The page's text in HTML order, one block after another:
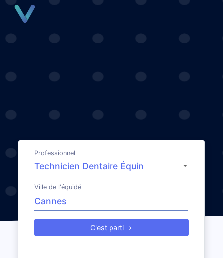
Professionnel
Ville de l'équidé
C'est parti